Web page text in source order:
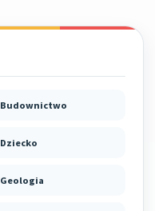
Budownictwo
Dziecko
Geologia